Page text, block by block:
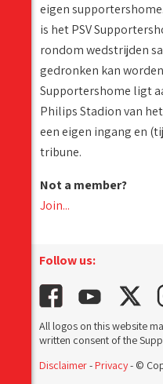
eigen
is het PSV
rondom wedstrijden
gedronken kan
Supportershome ligt
Philips Stadion van
een eigen ingang en
tribune.
Not a member?
Join...
Follow us:
All logos on this website
written consent of the
Disclaimer-Privacy- ©